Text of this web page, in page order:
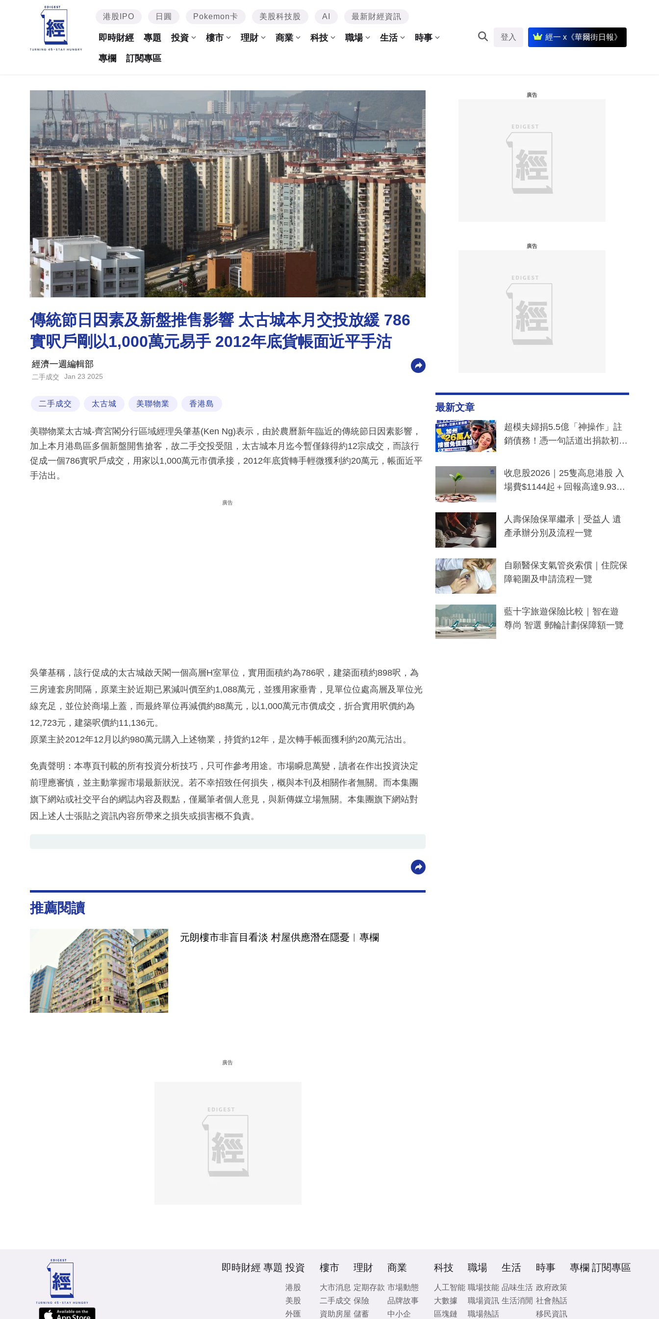
港股IPO 日圓 Pokemon卡 美股科技股 AI 最新財經資訊
即時財經 專題 投資 樓市 理財 商業 科技 職場 生活 時事
專欄 訂閱專區
登入 經一 x《華爾街日報》
傳統節日因素及新盤推售影響 太古城本月交投放緩 786
實呎戶剛以1,000萬元易手 2012年底貨帳面近平手沽
經濟一週編輯部
二手成交 Jan 23 2025
二手成交 太古城 美聯物業 香港島
美聯物業太古城-齊宮閣分行區域經理吳肇基(Ken Ng)表示，由於農曆新年臨近的傳統節日因素影響，
加上本月港島區多個新盤開售搶客，故二手交投受阻，太古城本月迄今暫僅錄得約12宗成交，而該行
促成一個786實呎戶成交，用家以1,000萬元市價承接，2012年底貨轉手輕微獲利約20萬元，帳面近平
手沽出。
廣告
吳肇基稱，該行促成的太古城啟天閣一個高層H室單位，實用面積約為786呎，建築面積約898呎，為
三房連套房間隔，原業主於近期已累減叫價至約1,088萬元，並獲用家垂青，見單位位處高層及單位光
線充足，並位於商場上蓋，而最終單位再減價約88萬元，以1,000萬元市價成交，折合實用呎價約為
12,723元，建築呎價約11,136元。
原業主於2012年12月以約980萬元購入上述物業，持貨約12年，是次轉手帳面獲利約20萬元沽出。
免責聲明：本專頁刊載的所有投資分析技巧，只可作參考用途。市場瞬息萬變，讀者在作出投資決定
前理應審慎，並主動掌握市場最新狀況。若不幸招致任何損失，概與本刊及相關作者無關。而本集團
旗下網站或社交平台的網誌內容及觀點，僅屬筆者個人意見，與新傳媒立場無關。本集團旗下網站對
因上述人士張貼之資訊內容所帶來之損失或損害概不負責。
推薦閱讀
元朗樓市非盲目看淡 村屋供應潛在隱憂︳專欄
廣告
廣告
廣告
最新文章
超模夫婦捐5.5億「神操作」註
銷債務！憑一句話道出捐款初
一度被誤當詐騙手段
收息股2026｜25隻高息港股 入
場費$1144起＋回報高達9.93
人壽保險保單繼承｜受益人 遺
產承辦分別及流程一覽
自願醫保支氣管炎索償｜住院保
障範圍及申請流程一覽
藍十字旅遊保險比較｜智在遊
尊尚 智選 郵輪計劃保障額一覽
即時財經 專題 投資
港股
美股
外匯
樓市
大市消息
二手成交
資助房屋
理財
定期存款
保險
儲蓄
商業
市場動態
品牌故事
中小企
科技
人工智能
大數據
區塊鏈
職場
職場技能
職場資訊
職場熱話
生活
品味生活
生活消閒
時事
政府政策
社會熱話
移民資訊
專欄 訂閱專區